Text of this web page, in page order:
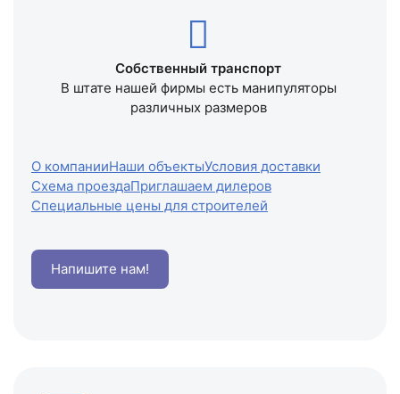
Собственный транспорт
В штате нашей фирмы есть манипуляторы
различных размеров
О компанииНаши объектыУсловия доставки
Схема проездаПриглашаем дилеров
Специальные цены для строителей
Напишите нам!